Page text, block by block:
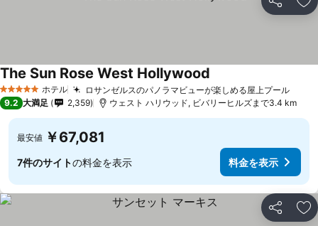
シェア お
5 ホテルのランク
ホテル ロサンゼルスのパノラマビューが楽しめる屋上プール
The Sun Rose West Hollywood
9.2 大満足 2,359 ウェスト ハリウッド, ビバリーヒルズまで3.4 km
最安値 ￥67,081
7件のサイトの料金を表示 料金を表示
シェア お